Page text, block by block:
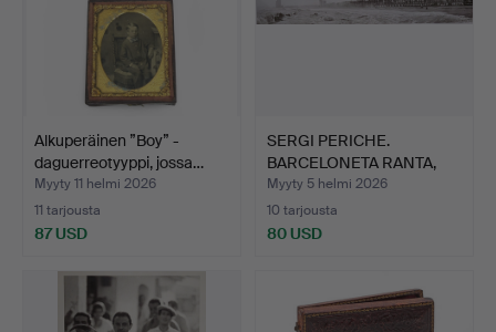
Alkuperäinen ”Boy” -
daguerreotyyppi, jossa…
Myyty 11 helmi 2026
11 tarjousta
87 USD
SERGI PERICHE.
BARCELONETA RANTA,
HOTELLIN…
Myyty 5 helmi 2026
10 tarjousta
80 USD